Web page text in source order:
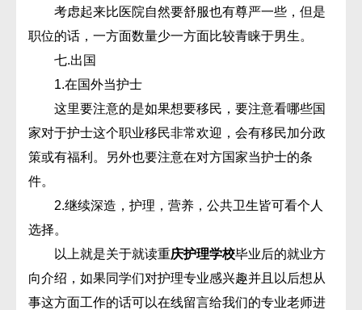
考虑起来比医院自然要舒服也有尊严一些，但是
职位的话，一方面数量少一方面比较青睐于男生。
七.出国
1.在国外当护士
这里要注意的是如果想要移民，要注意看哪些国
家对于护士这个职业移民非常欢迎，会有移民加分政
策或有福利。另外也要注意在对方国家当护士的条
件。
2.继续深造，护理，营养，公共卫生皆可看个人
选择。
以上就是关于就读重庆护理学校毕业后的就业方
向介绍，如果同学们对护理专业感兴趣并且以后想从
事这方面工作的话可以在线留言给我们的专业老师进